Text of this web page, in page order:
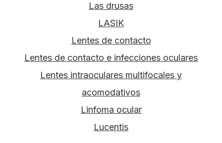
Las drusas
LASIK
Lentes de contacto
Lentes de contacto e infecciones oculares
Lentes intraoculares multifocales y
acomodativos
Linfoma ocular
Lucentis